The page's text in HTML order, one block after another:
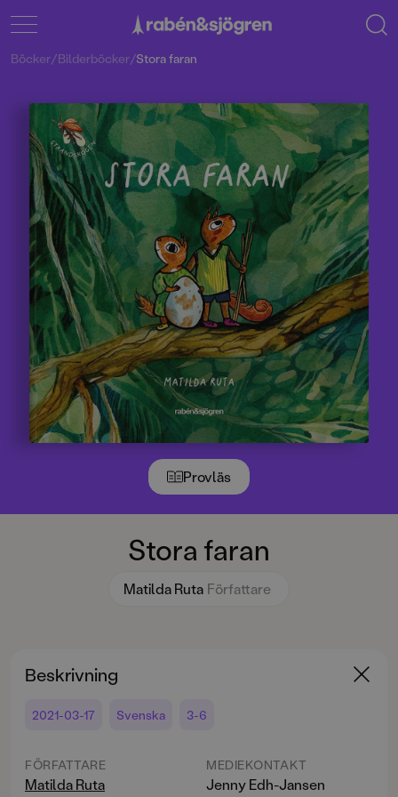
Provläs
Stora faran
Matilda Ruta Författare
Böcker/Bilderböcker/Stora faran
Beskrivning
2021-03-17 Svenska 3-6
FÖRFATTARE
Matilda Ruta
MEDIEKONTAKT
Jenny Edh-Jansen